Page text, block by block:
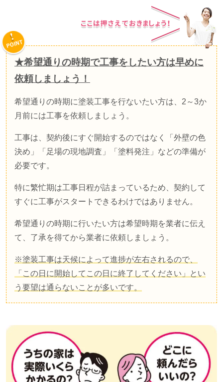
★希望通りの時期で工事をしたい方は早めに
依頼しましょう！
希望通りの時期に塗装工事を行ないたい方は、 2 ～3か
月前には工事を依頼しましょう。
工事は、契約後にすぐ開始するのではなく「外壁の色
決め」「足場の現地調査」「塗料発注」などの準備が
必要です。
特に繁忙期は工事日程が詰まっているため、契約して
すぐに工事がスタートできるわけではありません。
希望通りの時期に行いたい方は希望時期を業者に伝え
て、了承を得てから業者に依頼しましょう。
※塗装工事は天候によって進捗が左右されるので、
「この日に開始してこの日に終了してください」とい
う要望は通らないことが多いです。